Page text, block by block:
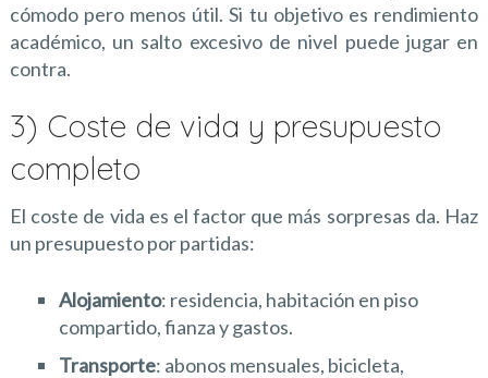
cómodo pero menos útil. Si tu objetivo es rendimiento
académico, un salto excesivo de nivel puede jugar en
contra.
3) Coste de vida y presupuesto
completo
El coste de vida es el factor que más sorpresas da. Haz
un presupuesto por partidas:
Alojamiento: residencia, habitación en piso
compartido, fianza y gastos.
Transporte: abonos mensuales, bicicleta,